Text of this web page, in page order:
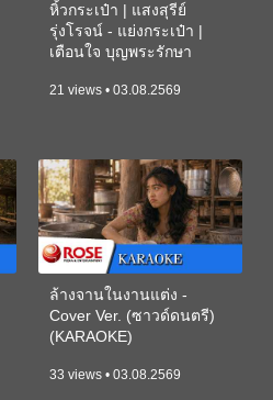
หิ้วกระเป๋า | แสงสุรีย์
รุ่งโรจน์ - แย่งกระเป๋า |
เตือนใจ บุญพระรักษา
21 views • 03.08.2569
ล้างจานในงานแต่ง -
Cover Ver. (ซาวด์ดนตรี)
(KARAOKE)
33 views • 03.08.2569